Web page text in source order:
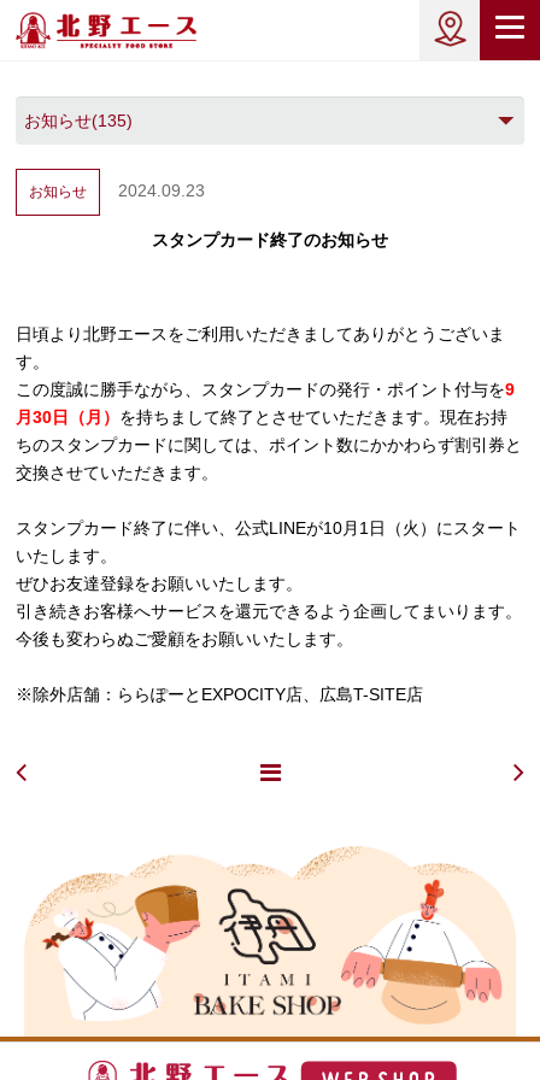
お知らせ 2024.09.23
スタンプカード終了のお知らせ
日頃より北野エースをご利用いただきましてありがとうございま
す。
この度誠に勝手ながら、スタンプカードの発行・ポイント付与を9
月30日（月） を持ちまして終了とさせていただきます。現在お持
ちのスタンプカードに関しては、ポイント数にかかわらず割引券と
交換させていただきます。
スタンプカード終了に伴い、公式LINEが10月1日（火）にスタート
いたします。
ぜひお友達登録をお願いいたします。
引き続きお客様へサービスを還元できるよう企画してまいります。
今後も変わらぬご愛顧をお願いいたします。
※除外店舗：ららぽーとEXPOCITY店、広島T-SITE店